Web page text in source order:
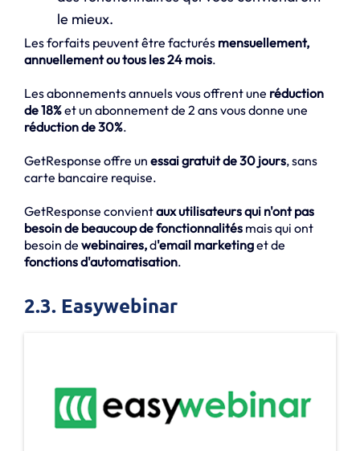
le mieux.
Les forfaits peuvent être facturés mensuellement,
annuellement ou tous les 24 mois.
Les abonnements annuels vous offrent une réduction
de 18%et un abonnement de 2 ans vous donne une
réduction de 30%.
GetResponse offre un essai gratuit de 30 jours, sans
carte bancaire requise.
GetResponse convientaux utilisateurs qui n'ont pas
besoin de beaucoup de fonctionnalités mais qui ont
besoin de webinaires,d'email marketinget de
fonctions d'automatisation.
2.3. Easywebinar